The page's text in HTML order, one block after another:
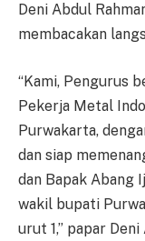
Deni Abdul
membacakan
“Kami, Pengurus
Pekerja Metal
Purwakarta,
dan siap
dan Bapak Abang
wakil bupati
urut 1,” papar